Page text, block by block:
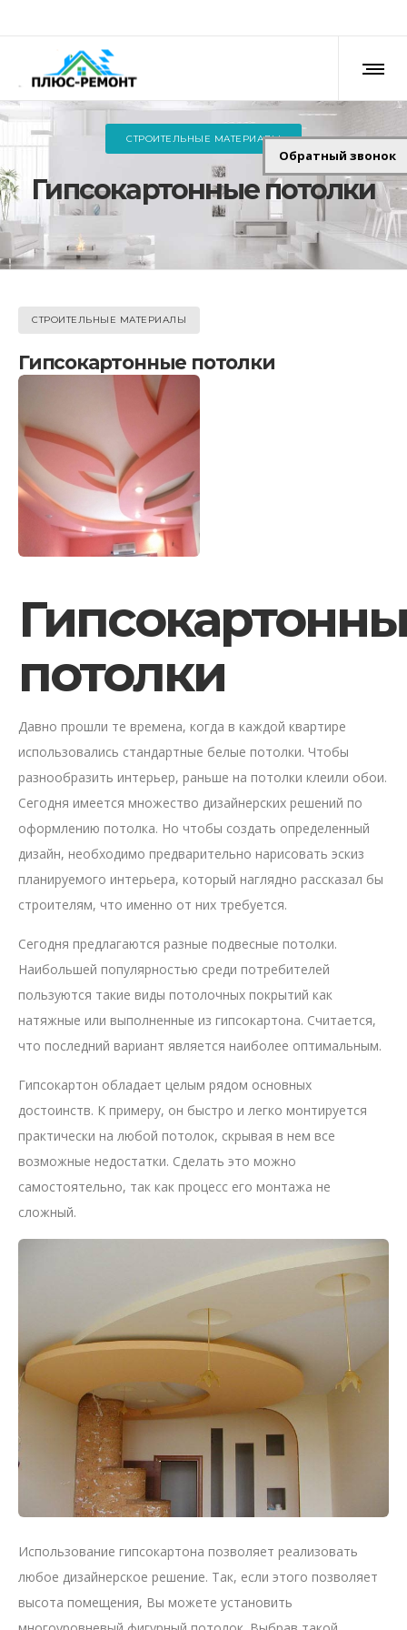
СТРОИТЕЛЬНЫЕ МАТЕРИАЛЫ
Гипсокартонные потолки
СТРОИТЕЛЬНЫЕ МАТЕРИАЛЫ
Гипсокартонные потолки
потолки
Давно прошли те времена, когда в каждой квартире
использовались стандартные белые потолки. Чтобы
разнообразить интерьер, раньше на потолки клеили обои.
Сегодня имеется множество дизайнерских решений по
оформлению потолка. Но чтобы создать определенный
дизайн, необходимо предварительно нарисовать эскиз
планируемого интерьера, который наглядно рассказал бы
строителям, что именно от них требуется.
Сегодня предлагаются разные подвесные потолки.
Наибольшей популярностью среди потребителей
пользуются такие виды потолочных покрытий как
натяжные или выполненные из гипсокартона. Считается,
что последний вариант является наиболее оптимальным.
Гипсокартон обладает целым рядом основных
достоинств. К примеру, он быстро и легко монтируется
практически на любой потолок, скрывая в нем все
возможные недостатки. Сделать это можно
самостоятельно, так как процесс его монтажа не
сложный.
Использование гипсокартона позволяет реализовать
любое дизайнерское решение. Так, если этого позволяет
высота помещения, Вы можете установить
Обратный звонок